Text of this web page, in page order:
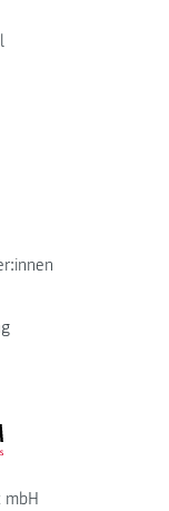
FH JOANNEUM Logo
mbH